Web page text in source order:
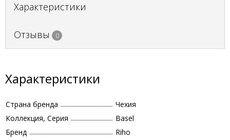
Характеристики
Отзывы 0
Характеристики
Страна бренда
Чехия
Коллекция, Серия
Basel
Бренд
Riho